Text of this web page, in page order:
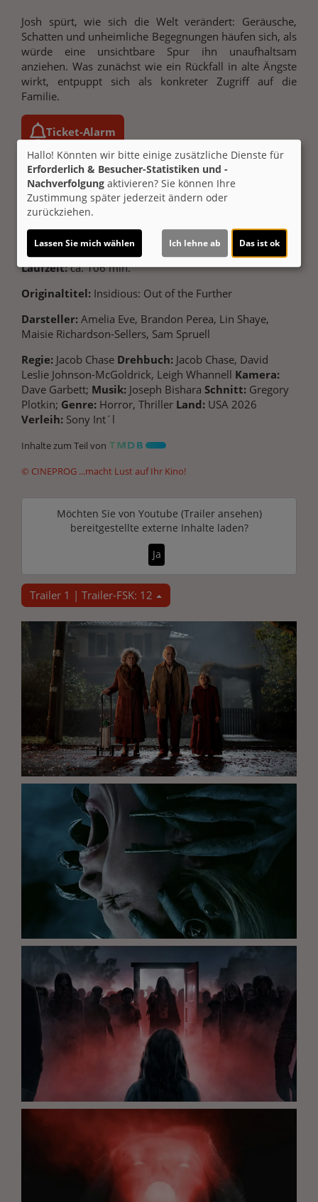
Josh spürt, wie sich die Welt verändert: Geräusche,
Schatten und unheimliche Begegnungen häufen sich, als
würde eine unsichtbare Spur ihn unaufhaltsam
anziehen. Was zunächst wie ein Rückfall in alte Ängste
wirkt, entpuppt sich als konkreter Zugriff auf die
Familie.
Ticket-Alarm
Altersfreigabe: noch nicht bekannt
Laufzeit:ca. 106 min.
Originaltitel: Insidious: Out of the Further
Darsteller: Amelia Eve, Brandon Perea, Lin Shaye,
Maisie Richardson-Sellers, Sam Spruell
Regie: Jacob Chase Drehbuch: Jacob Chase, David
Leslie Johnson-McGoldrick, Leigh Whannell Kamera:
Dave Garbett; Musik: Joseph Bishara Schnitt: Gregory
Plotkin; Genre: Horror, Thriller Land: USA 2026
Verleih: Sony Int´l
Inhalte zum Teil von
© CINEPROG ...macht Lust auf Ihr Kino!
Möchten Sie von Youtube (Trailer ansehen)
bereitgestellte externe Inhalte laden?
Ja
Trailer 1 | Trailer-FSK: 12
Hallo! Könnten wir bitte einige zusätzliche Dienste für
Erforderlich & Besucher-Statistiken und -
Nachverfolgung aktivieren? Sie können Ihre
Zustimmung später jederzeit ändern oder
zurückziehen.
Lassen Sie mich wählen Ich lehne ab Das ist ok